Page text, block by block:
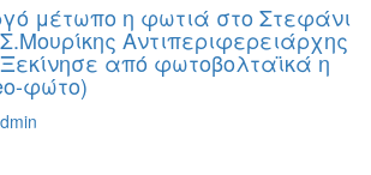
μέτωπο η φωτιά στο Στεφάνι
Αντιπεριφερειάρχης
από φωτοβολταϊκά η
φώτο)